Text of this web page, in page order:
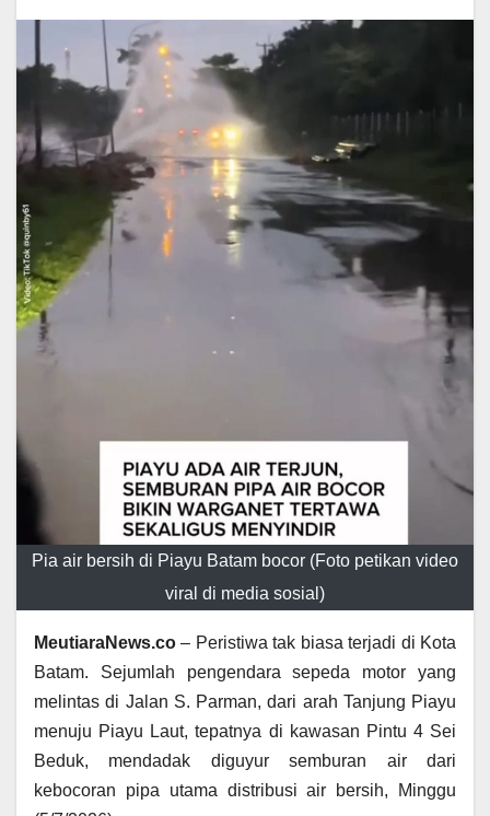
Pia air bersih di Piayu Batam bocor (Foto petikan video
viral di media sosial)
MeutiaraNews.co – Peristiwa tak biasa terjadi di Kota
Batam. Sejumlah pengendara sepeda motor yang
melintas di Jalan S. Parman, dari arah Tanjung Piayu
menuju Piayu Laut, tepatnya di kawasan Pintu 4 Sei
Beduk, mendadak diguyur semburan air dari
kebocoran pipa utama distribusi air bersih, Minggu